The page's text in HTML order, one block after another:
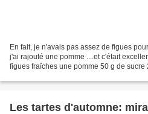
En fait, je n'avais pas assez de figues
j'ai rajouté une pomme ....et c'était
figues fraîches une pomme 50 g de sucre
Les tartes d'automne: